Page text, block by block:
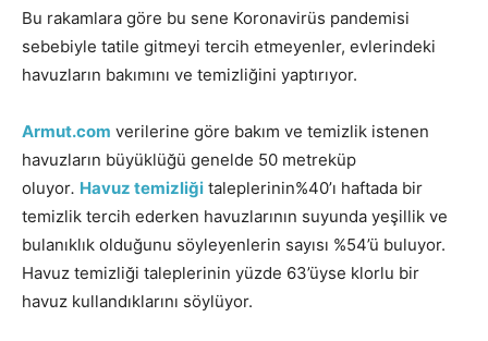
Bu rakamlara göre bu sene Koronavirüs pandemisi
sebebiyle tatile gitmeyi tercih etmeyenler, evlerindeki
havuzların bakımını ve temizliğini yaptırıyor.
Armut.com verilerine göre bakım ve temizlik istenen
havuzların büyüklüğü genelde 50 metreküp
oluyor. Havuz temizliği taleplerinin%40’ı haftada bir
temizlik tercih ederken havuzlarının suyunda yeşillik ve
bulanıklık olduğunu söyleyenlerin sayısı %54’ü buluyor.
Havuz temizliği taleplerinin yüzde 63’üyse klorlu bir
havuz kullandıklarını söylüyor.